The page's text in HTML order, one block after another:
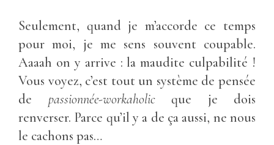
Seulement, quand je m’accorde ce temps
pour moi, je me sens souvent coupable.
Aaaah on y arrive : la maudite culpabilité !
Vous voyez, c’est tout un système de pensée
de passionnée-workaholicque je dois
renverser. Parce qu’il y a de ça aussi, ne nous
le cachons pas…